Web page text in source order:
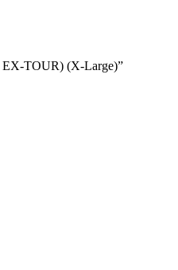
TOUR) (X-Large)”